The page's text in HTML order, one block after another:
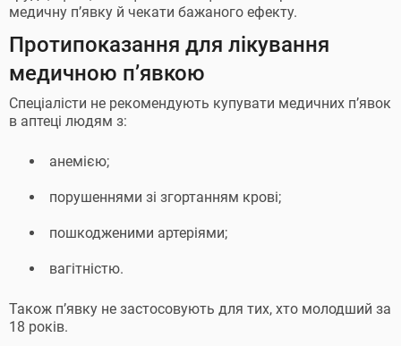
медичну п’явку й чекати бажаного ефекту.
Протипоказання для лікування
медичною п’явкою
Спеціалісти не рекомендують купувати медичних п’явок
в аптеці людям з:
анемією;
порушеннями зі згортанням крові;
пошкодженими артеріями;
вагітністю.
Також п’явку не застосовують для тих, хто молодший за
18 років.